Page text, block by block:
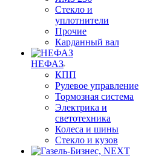
Стекло и
уплотнители
Прочие
Карданный вал
НЕФАЗ
КПП
Рулевое управление
Тормозная система
Электрика и
светотехника
Колеса и шины
Стекло и кузов